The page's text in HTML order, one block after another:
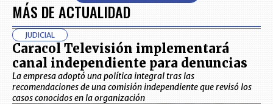
MÁS DE ACTUALIDAD
JUDICIAL
Caracol Televisión implementará
canal independiente para denuncias
La empresa adoptó una política integral tras las
recomendaciones de una comisión independiente que revisó los
casos conocidos en la organización